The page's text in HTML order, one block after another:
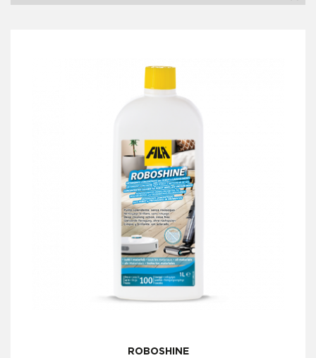
ROBOSHINE